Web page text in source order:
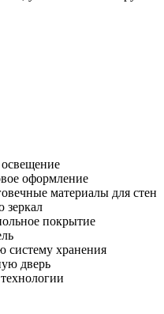
оформление
материалы для стен
зеркал
покрытие
систему хранения
дверь